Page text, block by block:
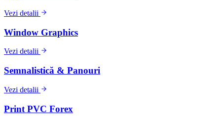
Vezi detalii
Window Graphics
Vezi detalii
Semnalistică & Panouri
Vezi detalii
Print PVC Forex